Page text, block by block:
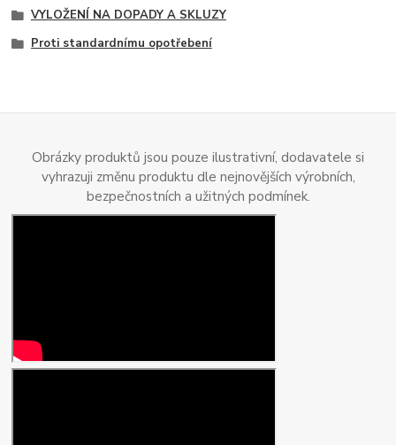
VYLOŽENÍ NA DOPADY A SKLUZY
Proti standardnímu opotřebení
Obrázky produktů jsou pouze ilustrativní, dodavatele si
vyhrazuji změnu produktu dle nejnovějších výrobních,
bezpečnostních a užitných podmínek.